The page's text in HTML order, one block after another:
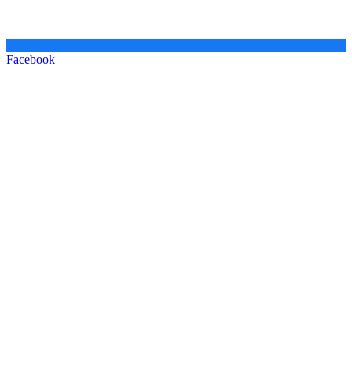
Facebook